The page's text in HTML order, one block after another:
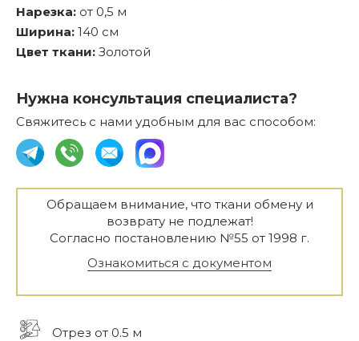
Нарезка: от 0,5 м
Ширина: 140 см
Цвет ткани: Золотой
Нужна консультация специалиста?
Свяжитесь с нами удобным для вас способом:
Обращаем внимание, что ткани обмену и
возврату не подлежат!
Согласно постановлению №55 от 1998 г.
Ознакомиться с документом
Отрез от 0.5 м